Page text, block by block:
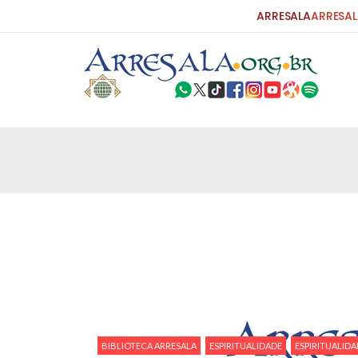
ARRESALA
ter entrado numa guerra cultural e religiosa de
BIBLIOTECA ARRESALA ESPIRITUALIDADE